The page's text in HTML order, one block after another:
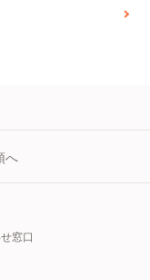
へ
窓口